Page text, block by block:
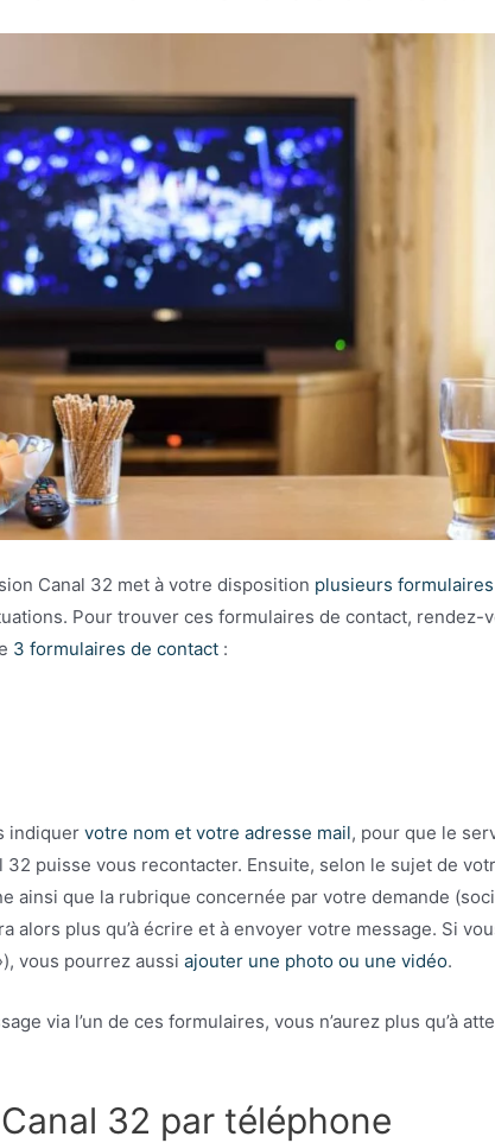
Canal 32 met à votre disposition plusieurs
Pour trouver ces formulaires de contact, rendez-
3 formulaires de contact :
indiquer votre nom et votre adresse mail, pour que le
puisse vous recontacter. Ensuite, selon le sujet de
ainsi que la rubrique concernée par votre demande
plus qu’à écrire et à envoyer votre message. Si
vous pourrez aussi ajouter une photo ou une vidéo.
via l’un de ces formulaires, vous n’aurez plus qu’à
32 par téléphone